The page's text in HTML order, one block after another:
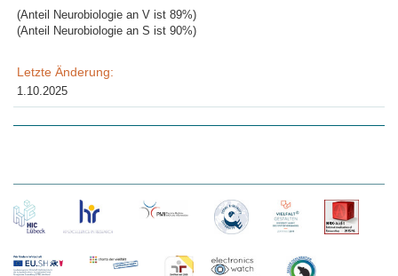
(Anteil Neurobiologie an V ist 89%)
(Anteil Neurobiologie an S ist 90%)
Letzte Änderung:
1.10.2025